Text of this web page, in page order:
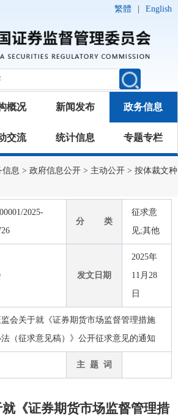
繁體 English
概况 新闻发布 政务信息
交流 统计信息 专题专栏
信息 > 政府信息公开 > 主动公开 > 按体裁文种
2025-
分 类
征求意
见;其他
发文日期
2025年
11月28
日
会关于就《证券期货市场监督管理措施
（征求意见稿）》公开征求意见的通知
主 题 词
《证券期货市场监督管理措